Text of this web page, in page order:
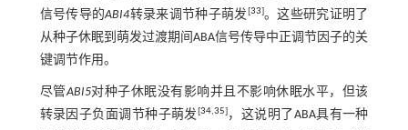
信号传导的ABI4转录来调节种子萌发 [33]。这些研究证明了
从种子休眠到萌发过渡期间ABA信号传导中正调节因子的关
键调节作用。
尽管ABI5对种子休眠没有影响并且不影响休眠水平，但该
转录因子负面调节种子萌发 [34,35]，这说明了ABA具有一种